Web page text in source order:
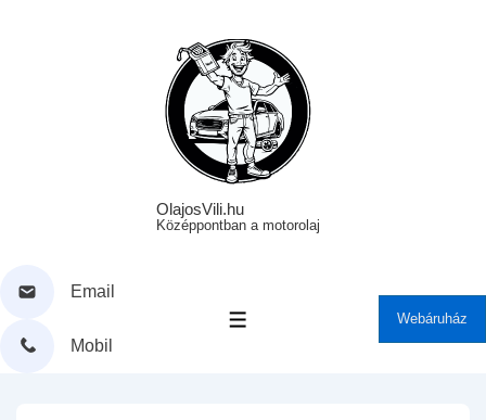
OlajosVili.hu
Középpontban a motorolaj
Email
Mobil
MENÜ Webáruház